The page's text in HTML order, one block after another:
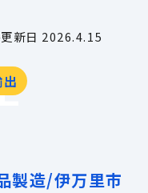
新日 2026.4.15
製造/伊万里市